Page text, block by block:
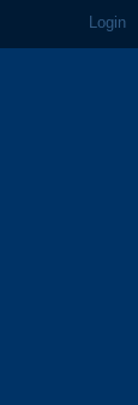
Login